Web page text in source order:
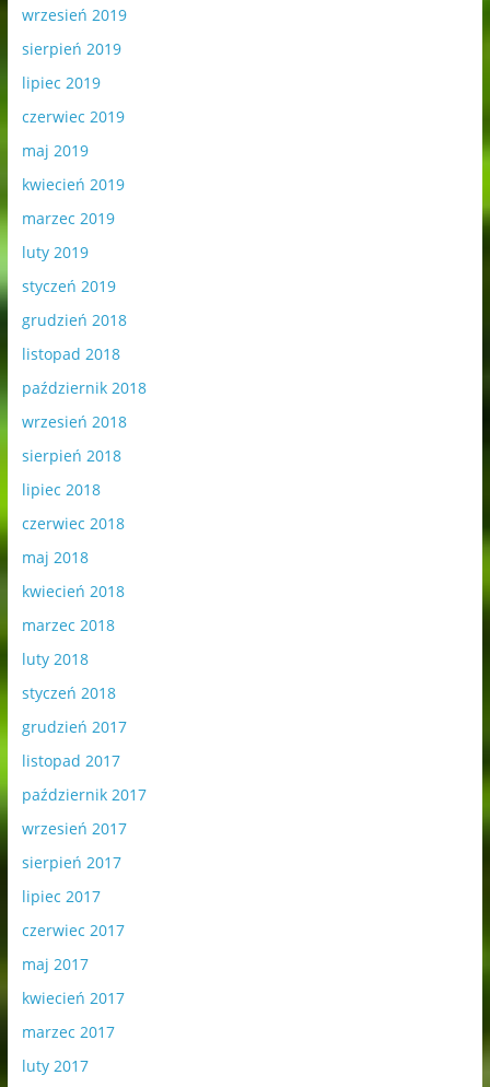
wrzesień 2019
sierpień 2019
lipiec 2019
czerwiec 2019
maj 2019
kwiecień 2019
marzec 2019
luty 2019
styczeń 2019
grudzień 2018
listopad 2018
październik 2018
wrzesień 2018
sierpień 2018
lipiec 2018
czerwiec 2018
maj 2018
kwiecień 2018
marzec 2018
luty 2018
styczeń 2018
grudzień 2017
listopad 2017
październik 2017
wrzesień 2017
sierpień 2017
lipiec 2017
czerwiec 2017
maj 2017
kwiecień 2017
marzec 2017
luty 2017